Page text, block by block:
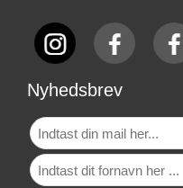
Nyhedsbrev